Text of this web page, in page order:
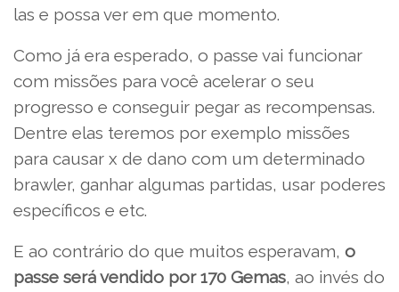
las e possa ver em que momento.
Como já era esperado, o passe vai funcionar
com missões para você acelerar o seu
progresso e conseguir pegar as recompensas.
Dentre elas teremos por exemplo missões
para causar x de dano com um determinado
brawler, ganhar algumas partidas, usar poderes
específicos e etc.
E ao contrário do que muitos esperavam, o
passe será vendido por 170 Gemas, ao invés do